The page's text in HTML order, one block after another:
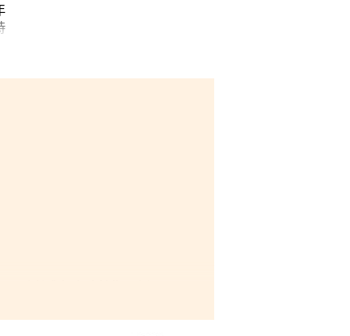
雖然我們在疫情期間採
和問答環節來豐富課
訊，並促進了學校與學